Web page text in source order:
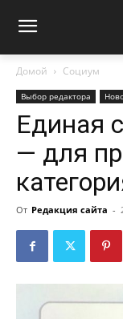
Домой Социум
Выбор редактора
Единая
— для
От Редакция сайта -